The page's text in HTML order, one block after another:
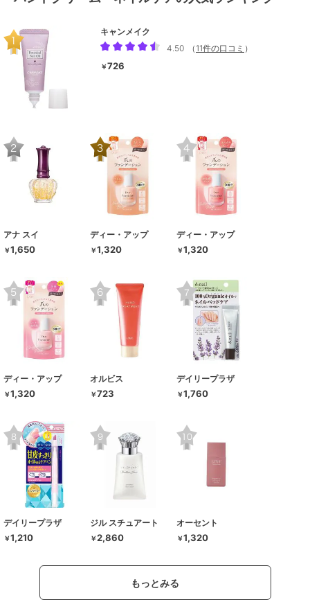
キャンメイク
4.50
（ 11件の口コミ ）
￥726
アナ スイ
￥1,650
ディー・アップ
￥1,320
ディー・アップ
￥1,320
ディー・アップ
￥1,320
オルビス
￥723
デイリープラザ
￥1,760
デイリープラザ
￥1,210
ジル スチュアート
￥2,860
オーセント
￥1,320
もっとみる